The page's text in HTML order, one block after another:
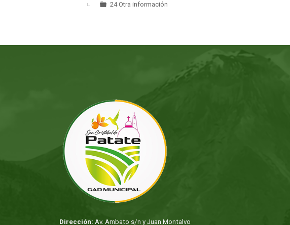
24 Otra información
Dirección: Av. Ambato s/n y Juan Montalvo